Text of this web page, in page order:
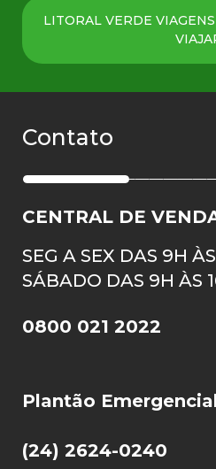
LITORAL VERDE
Contato
CENTRAL DE
SEG A SEX DAS 9H
SÁBADO DAS 9H ÀS
0800 021 2022
Plantão
(24) 2624-0240